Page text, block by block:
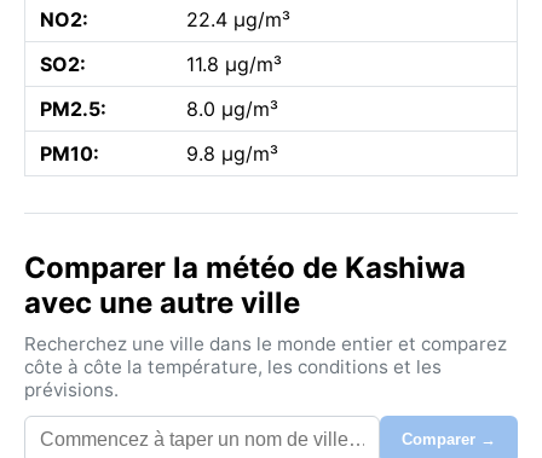
NO2:
22.4 µg/m³
SO2:
11.8 µg/m³
PM2.5:
8.0 µg/m³
PM10:
9.8 µg/m³
Comparer la météo de Kashiwa
avec une autre ville
Recherchez une ville dans le monde entier et comparez
côte à côte la température, les conditions et les
prévisions.
Comparer →